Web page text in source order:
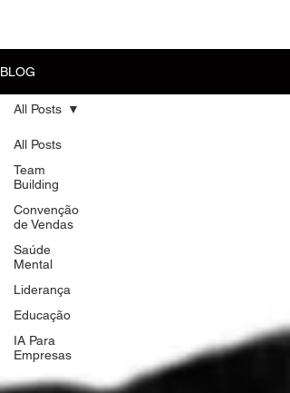
BLOG
All Posts
Team
Building
Convenção
de Vendas
Saúde
Mental
Liderança
Educação
IA Para
Empresas
All Posts